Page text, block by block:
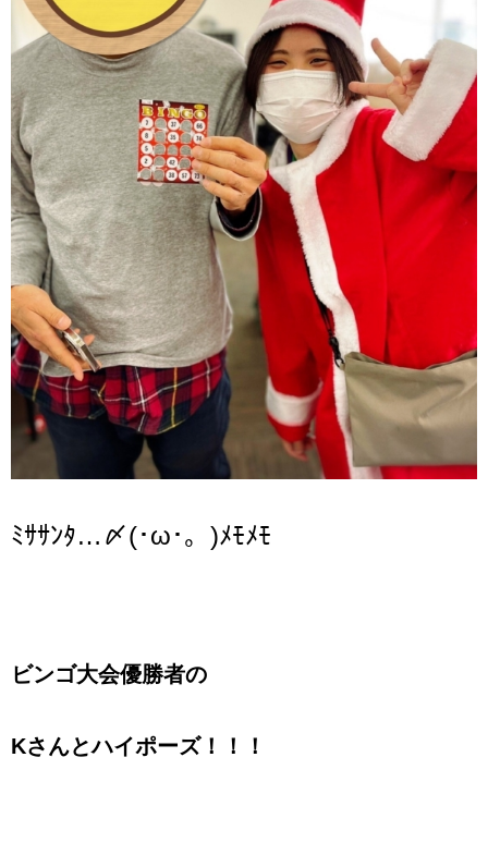
ﾐｻｻﾝﾀ…〆(･ω･。 )ﾒﾓﾒﾓ
ビンゴ大会優勝者の
Kさんとハイポーズ！！！